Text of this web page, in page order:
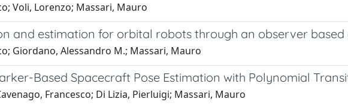
Voli, Lorenzo; Massari, Mauro
and estimation for orbital robots through an observer
Giordano, Alessandro M.; Massari, Mauro
Based Spacecraft Pose Estimation with Polynomial
Francesco; Di Lizia, Pierluigi; Massari, Mauro